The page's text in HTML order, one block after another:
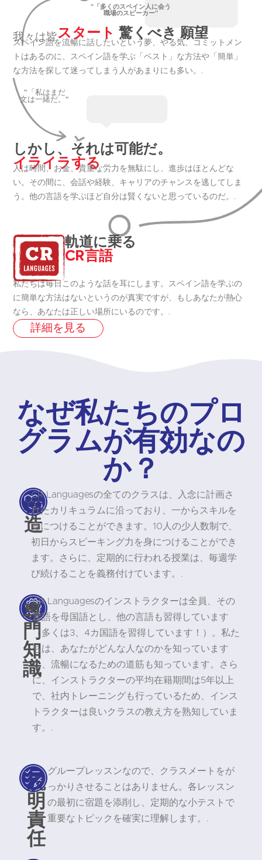
"「多くのスペイン人に会う
職場のスピーカー"
我々は皆スタート 驚くべき 願望
スペイン語を流暢に話したいという夢、やる気、コミットメン
トはあるのに、スペイン語を学ぶ「ベスト」な方法や「簡単」
な方法を探して迷ってしまう人があまりにも多い。.
"「私はまだ
文は一緒だ。"
しかし、それは可能だ。
イライラする
人は時間、お金、貴重な労力を無駄にし、進歩はほとんどな
い。その間に、会話や経験、キャリアのチャンスを逃してしま
う。他の言語を学ぶほど自分は賢くないと思っているのだ。.
軌道に乗る
CR言語
私たちは毎日このような話を耳にします。スペイン語を学ぶの
に簡単な方法はないというのが真実ですが、もしあなたが熱心
なら、あなたは正しい場所にいるのです。.
詳細を見る
なぜ私たちのプロ
グラムが有効なの
か？
構
造
CR Languagesの全てのクラスは、入念に計画さ
れたカリキュラムに沿っており、一からスキルを
身につけることができます。10人の少人数制で、
初日からスピーキング力を身につけることができ
ます。さらに、定期的に行われる授業は、毎週学
び続けることを義務付けています。.
専
門
知
識
CR Languagesのインストラクターは全員、その
言語を母国語とし、他の言語も習得しています
（多くは3、4カ国語を習得しています！）。私た
ちは、あなたがどんな人なのかを知っています
し、流暢になるための道筋も知っています。さら
に、インストラクターの平均在籍期間は5年以上
で、社内トレーニングも行っているため、インス
トラクターは良いクラスの教え方を熟知していま
す。.
説
明
責
任
グループレッスンなので、クラスメートをが
っかりさせることはありません。各レッスン
の最初に宿題を添削し、定期的な小テストで
重要なトピックを確実に理解します。.